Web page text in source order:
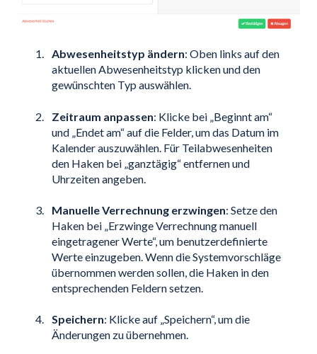
Abwesenheitstyp ändern: Oben links auf den
aktuellen Abwesenheitstyp klicken und den
gewünschten Typ auswählen.
Zeitraum anpassen: Klicke bei „Beginnt am“
und „Endet am“ auf die Felder, um das Datum im
Kalender auszuwählen. Für Teilabwesenheiten
den Haken bei „ganztägig“ entfernen und
Uhrzeiten angeben.
Manuelle Verrechnung erzwingen: Setze den
Haken bei „Erzwinge Verrechnung manuell
eingetragener Werte“, um benutzerdefinierte
Werte einzugeben. Wenn die Systemvorschläge
übernommen werden sollen, die Haken in den
entsprechenden Feldern setzen.
Speichern: Klicke auf „Speichern“, um die
Änderungen zu übernehmen.